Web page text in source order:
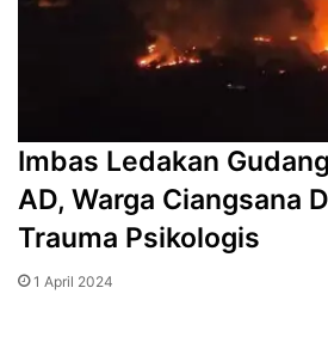
Imbas Ledakan
AD, Warga Ciangsana
Trauma Psikologis
1 April 2024